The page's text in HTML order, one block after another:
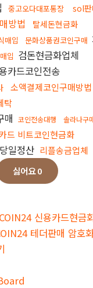
중고오다대포통장 sol판
방법 탈세돈현금화
매입 문화상품권코인구매
입 검돈현금화업체
카드코인전송
소액결제코인구매방법
탁
매 코인전송대행 솔라나구
드 비트코인현금화
일정산 리플송금업체
싫어요0
신용카드현금
테더판매 암호